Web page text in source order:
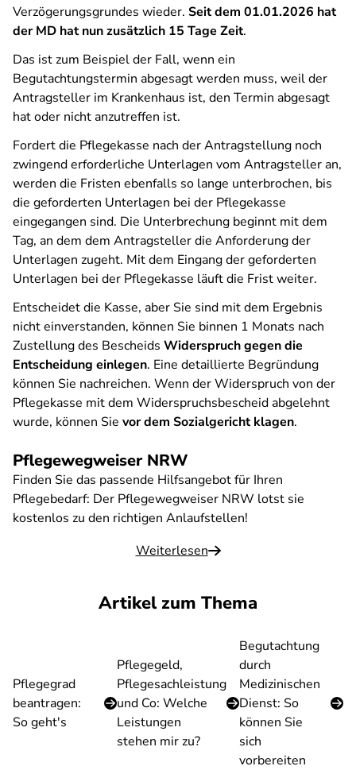
Verzögerungsgrundes wieder. Seit dem 01.01.2026 hat
der MD hat nun zusätzlich 15 Tage Zeit.
Das ist zum Beispiel der Fall, wenn ein
Begutachtungstermin abgesagt werden muss, weil der
Antragsteller im Krankenhaus ist, den Termin abgesagt
hat oder nicht anzutreffen ist.
Fordert die Pflegekasse nach der Antragstellung noch
zwingend erforderliche Unterlagen vom Antragsteller an,
werden die Fristen ebenfalls so lange unterbrochen, bis
die geforderten Unterlagen bei der Pflegekasse
eingegangen sind. Die Unterbrechung beginnt mit dem
Tag, an dem dem Antragsteller die Anforderung der
Unterlagen zugeht. Mit dem Eingang der geforderten
Unterlagen bei der Pflegekasse läuft die Frist weiter.
Entscheidet die Kasse, aber Sie sind mit dem Ergebnis
nicht einverstanden, können Sie binnen 1 Monats nach
Zustellung des Bescheids Widerspruch gegen die
Entscheidung einlegen. Eine detaillierte Begründung
können Sie nachreichen. Wenn der Widerspruch von der
Pflegekasse mit dem Widerspruchsbescheid abgelehnt
wurde, können Sie vor dem Sozialgericht klagen.
Pflegewegweiser NRW
Finden Sie das passende Hilfsangebot für Ihren
Pflegebedarf: Der Pflegewegweiser NRW lotst sie
kostenlos zu den richtigen Anlaufstellen!
Weiterlesen
Artikel zum Thema
Pflegegrad
beantragen:
So geht's
Pflegegeld,
Pflegesachleistung
und Co: Welche
Leistungen
stehen mir zu?
Begutachtung
durch
Medizinischen
Dienst: So
können Sie
sich
vorbereiten